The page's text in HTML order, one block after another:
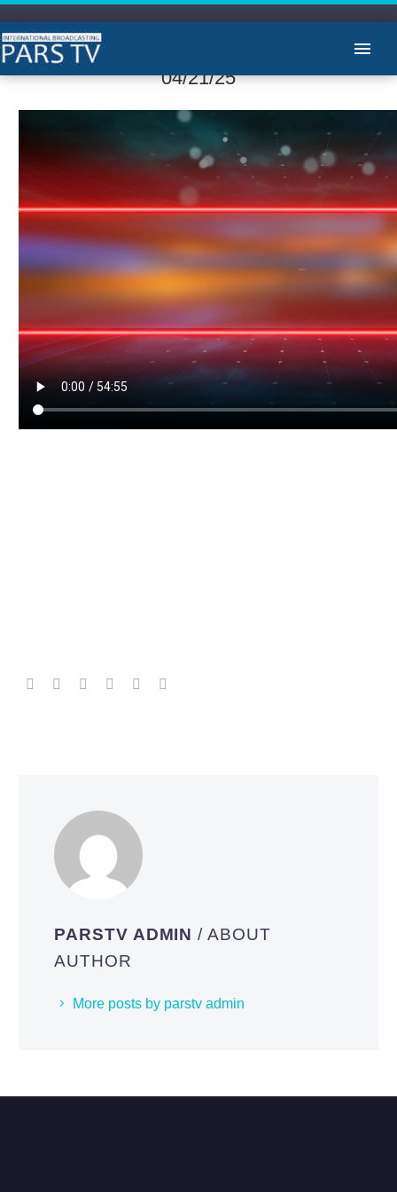
04/21/25
PARSTV ADMIN/ ABOUT
AUTHOR
More posts by parstv admin